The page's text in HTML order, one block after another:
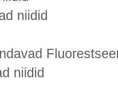
niidid
niidid